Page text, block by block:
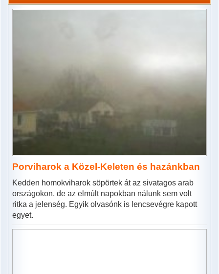
Porviharok a Közel-Keleten és hazánkban
Kedden homokviharok söpörtek át az sivatagos arab
országokon, de az elmúlt napokban nálunk sem volt
ritka a jelenség. Egyik olvasónk is lencsevégre kapott
egyet.